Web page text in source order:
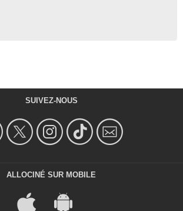
SUIVEZ-NOUS
ALLOCINÉ SUR MOBILE